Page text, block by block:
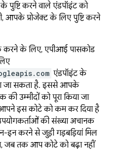
करने वाले एंडपॉइंट को
प्रोजेक्ट के लिए पुष्टि करने
करने के लिए, एपीआई पासकोड
एंडपॉइंट के
जा सकता है. इससे आपके
की उम्मीदों को पूरा किया जा
इस कोटे को कम कर दिया है
की संख्या अचानक
इन करने से जुड़ी गड़बड़ियां मिल
जब तक आप कोटे को बढ़ा नहीं